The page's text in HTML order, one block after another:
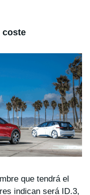
coste
que tendrá el
indican será ID.3,